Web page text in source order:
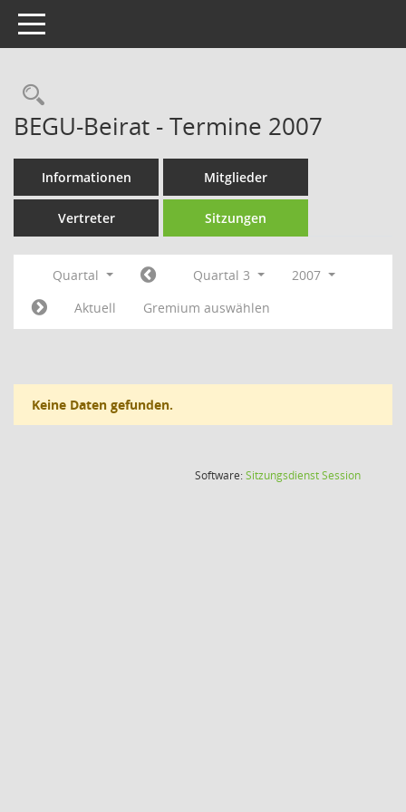
Toggle navigation
Rechercheauswahl
BEGU-Beirat - Termine 2007
Informationen Mitglieder
Vertreter Sitzungen
Quartal Quartal 3
2007
Aktuell
Gremium auswählen
Keine Daten gefunden.
Software:SitzungsdienstSession(Wird in